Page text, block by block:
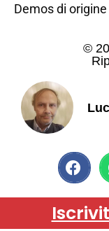
Demos di
©